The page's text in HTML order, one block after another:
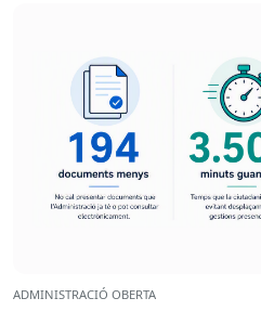
ADMINISTRACIÓ OBERTA